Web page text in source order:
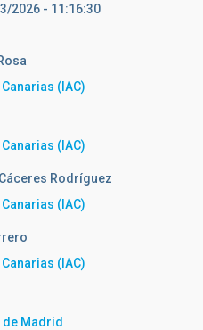
2026 - 11:16:30
(IAC)
(IAC)
Rodríguez
(IAC)
(IAC)
Madrid